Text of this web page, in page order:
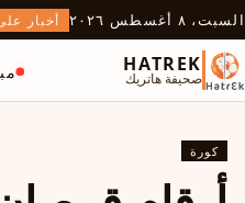
السبت، ٨ أغسطس ٢٠٢٦ أخبار
HATREK
صحيفة هاتريك
كورة